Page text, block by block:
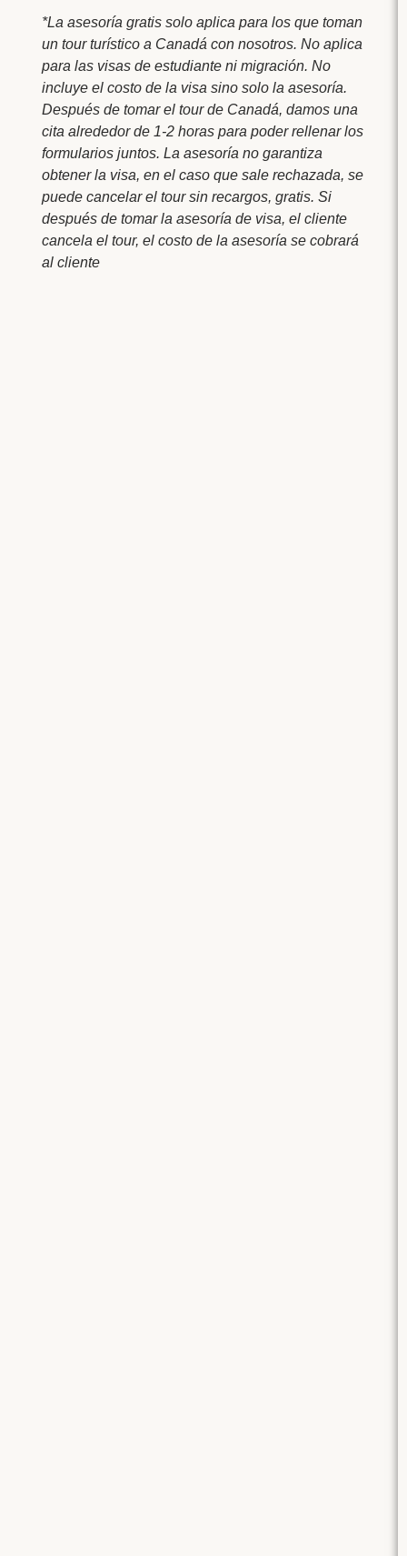
*La asesoría gratis solo aplica para los que toman
un tour turístico a Canadá con nosotros. No aplica
para las visas de estudiante ni migración. No
incluye el costo de la visa sino solo la asesoría.
Después de tomar el tour de Canadá, damos una
cita alrededor de 1-2 horas para poder rellenar los
formularios juntos. La asesoría no garantiza
obtener la visa, en el caso que sale rechazada, se
puede cancelar el tour sin recargos, gratis. Si
después de tomar la asesoría de visa, el cliente
cancela el tour, el costo de la asesoría se cobrará
al cliente